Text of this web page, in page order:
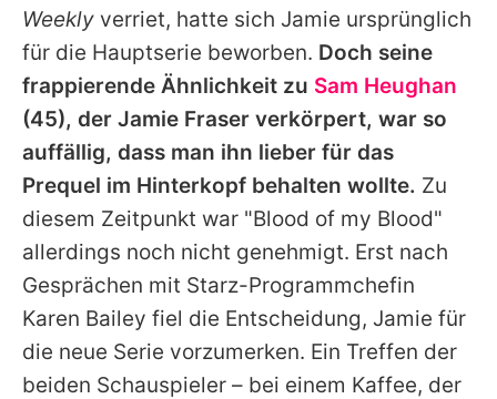
Redaktionelle Richtlinien
Impressum
Datenschutzerklärung
Utiq verwalten
Weekly verriet, hatte sich Jamie ursprünglich
für die Hauptserie beworben. Doch seine
frappierende Ähnlichkeit zu Sam Heughan
(45), der Jamie Fraser verkörpert, war so
auffällig, dass man ihn lieber für das
Prequel im Hinterkopf behalten wollte. Zu
diesem Zeitpunkt war "Blood of my Blood"
allerdings noch nicht genehmigt. Erst nach
Gesprächen mit Starz-Programmchefin
Karen Bailey fiel die Entscheidung, Jamie für
die neue Serie vorzumerken. Ein Treffen der
beiden Schauspieler – bei einem Kaffee, der